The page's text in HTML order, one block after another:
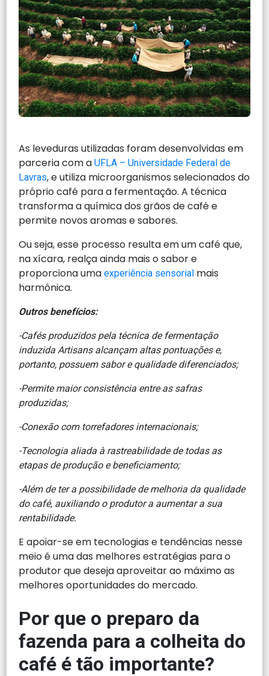
As leveduras utilizadas foram desenvolvidas em
parceria com aUFLA – Universidade Federal de
Lavras, e utiliza microorganismos selecionados do
próprio café para a fermentação. A técnica
transforma a química dos grãos de café e
permite novos aromas e sabores.
Ou seja, esse processo resulta em um café que,
na xícara, realça ainda mais o sabor e
proporciona umaexperiência sensorial mais
harmônica.
Outros benefícios:
-Cafés produzidos pela técnica de fermentação
induzida Artisans alcançam altas pontuações e,
portanto, possuem sabor e qualidade diferenciados;
-Permite maior consistência entre as safras
produzidas;
-Conexão com torrefadores internacionais;
-Tecnologia aliada à rastreabilidade de todas as
etapas de produção e beneficiamento;
-Além de ter a possibilidade de melhoria da qualidade
do café, auxiliando o produtor a aumentar a sua
rentabilidade.
E apoiar-se em tecnologias e tendências nesse
meio é uma das melhores estratégias para o
produtor que deseja aproveitar ao máximo as
melhores oportunidades do mercado.
Por que o preparo da
fazenda para a colheita do
café é tão importante?